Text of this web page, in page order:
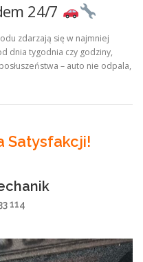
24/7
zdarzają się w najmniej
dnia tygodnia czy godziny,
– auto nie odpala,
Satysfakcji!
114